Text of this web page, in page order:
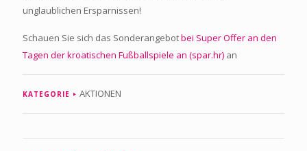
unglaublichen Ersparnissen!
Schauen Sie sich das Sonderangebotbei Super Offer an den
Tagen der kroatischen Fußballspiele an (spar.hr) an
KATEGORIE AKTIONEN